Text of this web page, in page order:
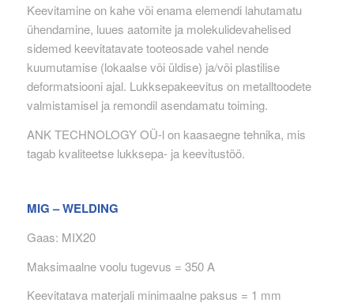
Keevitamine on kahe või enama elemendi lahutamatu
ühendamine, luues aatomite ja molekulidevahelised
sidemed keevitatavate tooteosade vahel nende
kuumutamise (lokaalse või üldise) ja/või plastilise
deformatsiooni ajal. Lukksepakeevitus on metalltoodete
valmistamisel ja remondil asendamatu toiming.
ANK TECHNOLOGY OÜ-l on kaasaegne tehnika, mis
tagab kvaliteetse lukksepa- ja keevitustöö.
MIG – WELDING
Gaas: MIX20
Maksimaalne voolu tugevus = 350 A
Keevitatava materjali minimaalne paksus = 1 mm